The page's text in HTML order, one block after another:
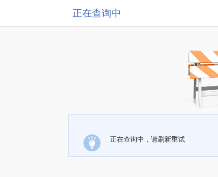
正在查询中
正在查询中，请刷新重试